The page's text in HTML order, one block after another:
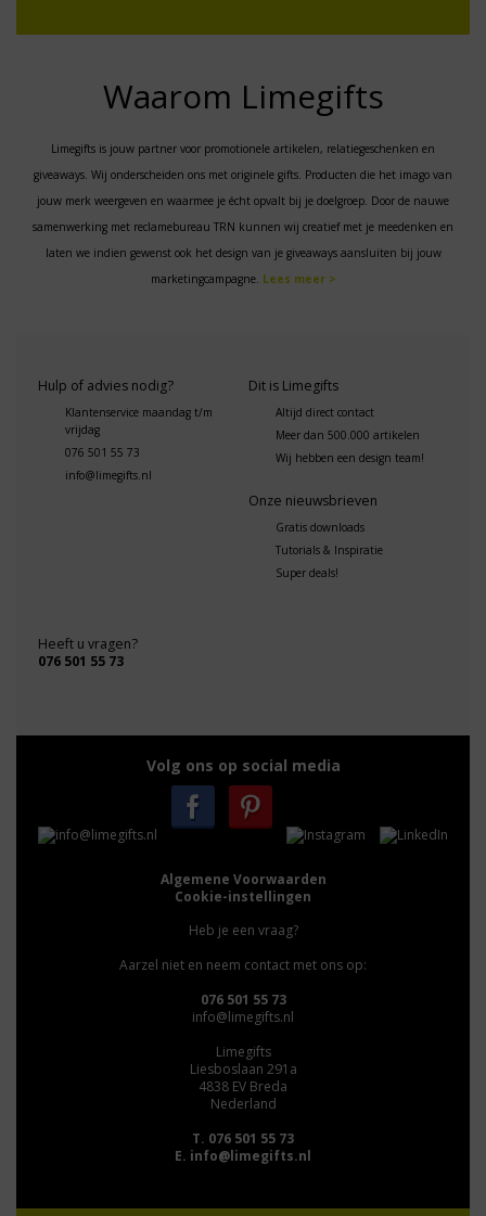
Waarom Limegifts
Limegifts is jouw partner voor promotionele artikelen, relatiegeschenken en
giveaways. Wij onderscheiden ons met originele gifts. Producten die het imago van
jouw merk weergeven en waarmee je écht opvalt bij je doelgroep. Door de nauwe
samenwerking met reclamebureau TRN kunnen wij creatief met je meedenken en
laten we indien gewenst ook het design van je giveaways aansluiten bij jouw
marketingcampagne. Lees meer >
Hulp of advies nodig?
Klantenservice maandag t/m
vrijdag
076 501 55 73
info@limegifts.nl
Dit is Limegifts
Altijd direct contact
Meer dan 500.000 artikelen
Wij hebben een design team!
Onze nieuwsbrieven
Gratis downloads
Tutorials & Inspiratie
Super deals!
Heeft u vragen?
076 501 55 73
Volg ons op social media
Algemene Voorwaarden
Cookie-instellingen
Heb je een vraag?
Aarzel niet en neem contact met ons op:
076 501 55 73
info@limegifts.nl
Limegifts
Liesboslaan 291a
4838 EV Breda
Nederland
T. 076 501 55 73
E. info@limegifts.nl